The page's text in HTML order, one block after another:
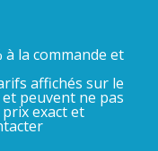
à la commande et
affichés sur le
peuvent ne pas
exact et